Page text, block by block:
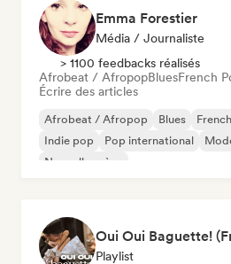
Emma Forestier
Média / Journaliste
> 1100 feedbacks réalisés
Afrobeat / AfropopBluesFrench
Écrire des articles
Afrobeat / Afropop Blues
Indie pop
Pop international
Nouvelle scène
Playlist